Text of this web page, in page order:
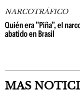
NARCOTRÁFICO
Quién era "Piña", el
abatido en Brasil
MAS